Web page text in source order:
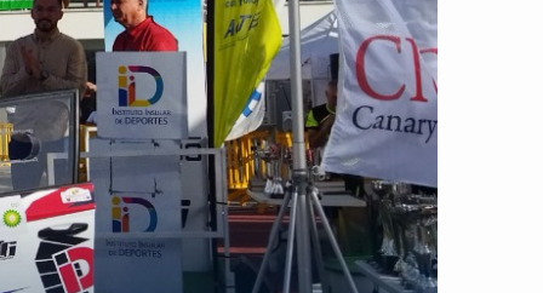
GALERÍAS
TIENDA
ARCHIVO